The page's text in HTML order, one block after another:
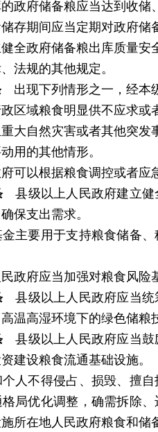
府储备粮应当达到收储
期间应当定期对政府储
政府储备粮出库质量安
规的其他规定。
出现下列情形之一，经本
域粮食明显供不应求或
自然灾害或者其他突发
的其他情形。
以根据粮食调控或者应
县级以上人民政府建立健
保支出需求。
要用于支持粮食储备、
府应当加强对粮食风险
县级以上人民政府应当统
温高湿环境下的绿色储粮
县级以上人民政府应当鼓
建设粮食流通基础设施。
不得侵占、损毁、擅自
局优化调整，确需拆除
所在地人民政府粮食和